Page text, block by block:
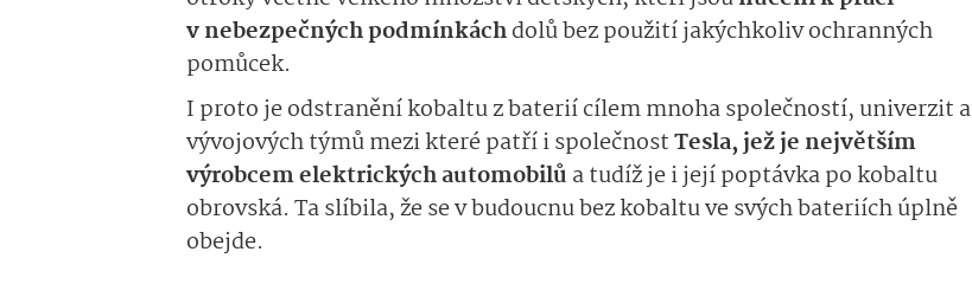
v nebezpečných podmínkáchdolů bez použití jakýchkoliv ochranných
pomůcek.
I proto je odstranění kobaltu z baterií cílem mnoha společností, univerzit a
vývojových týmů mezi které patří i společnostTesla, jež je největším
výrobcem elektrických automobilů a tudíž je i její poptávka po kobaltu
obrovská. Ta slíbila, že se v budoucnu bez kobaltu ve svých bateriích úplně
obejde.